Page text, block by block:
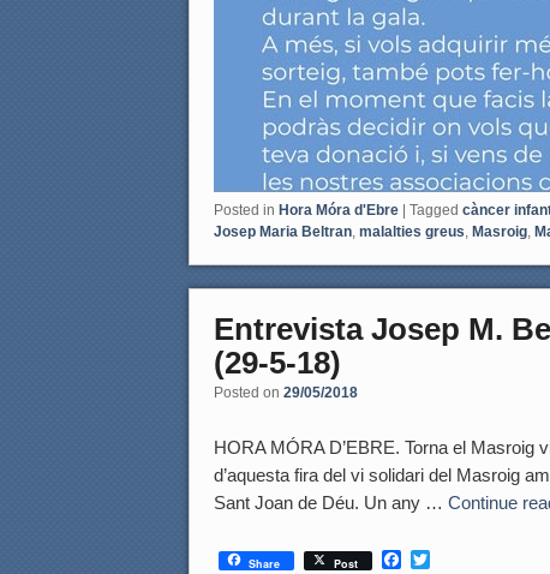
Posted in Hora Móra d'Ebre Tagged càncer
Josep Maria Beltran, malalties greus, Masroig,
Entrevista Josep M.
(29-5-18)
Posted on 29/05/2018
HORA MÓRA D’EBRE. Torna el Masroig
d’aquesta fira del vi solidari del Masroig
Sant Joan de Déu. Un any … Continue
Share Post
F